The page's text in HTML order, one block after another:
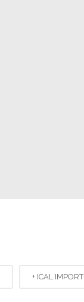
+ ICAL IMPORT